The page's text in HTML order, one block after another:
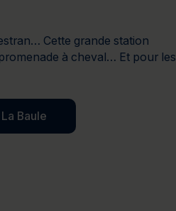
Cette grande station
à cheval… Et pour les
Baule